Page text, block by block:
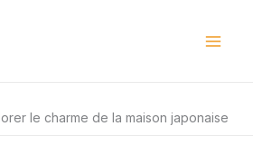
le charme de la maison japonaise